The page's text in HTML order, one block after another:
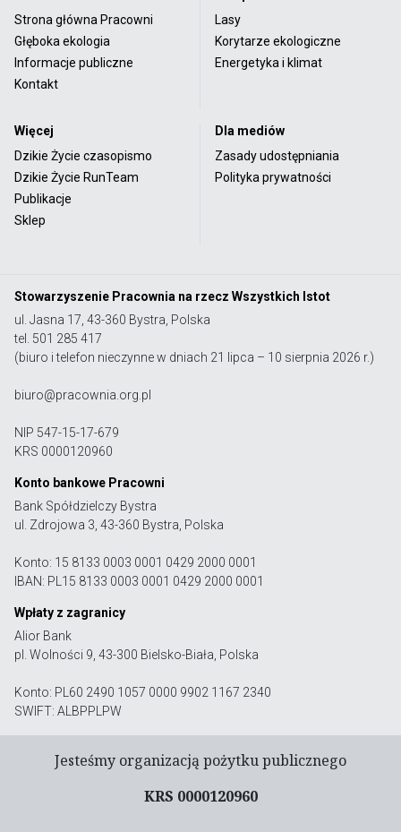
Strona główna Pracowni
Głęboka ekologia
Informacje publiczne
Kontakt
Lasy
Korytarze ekologiczne
Energetyka i klimat
Więcej
Dzikie Życie czasopismo
Dzikie Życie RunTeam
Publikacje
Sklep
Dla mediów
Zasady udostępniania
Polityka prywatności
Stowarzyszenie Pracownia na rzecz Wszystkich Istot
ul. Jasna 17, 43-360 Bystra, Polska
tel. 501 285 417
(biuro i telefon nieczynne w dniach 21 lipca – 10 sierpnia 2026 r.)
biuro@pracownia.org.pl
NIP 547-15-17-679
KRS 0000120960
Konto bankowe Pracowni
Bank Spółdzielczy Bystra
ul. Zdrojowa 3, 43-360 Bystra, Polska
Konto: 15 8133 0003 0001 0429 2000 0001
IBAN: PL15 8133 0003 0001 0429 2000 0001
Wpłaty z zagranicy
Alior Bank
pl. Wolności 9, 43-300 Bielsko-Biała, Polska
Konto: PL60 2490 1057 0000 9902 1167 2340
SWIFT: ALBPPLPW
Jesteśmy organizacją pożytku publicznego
KRS 0000120960